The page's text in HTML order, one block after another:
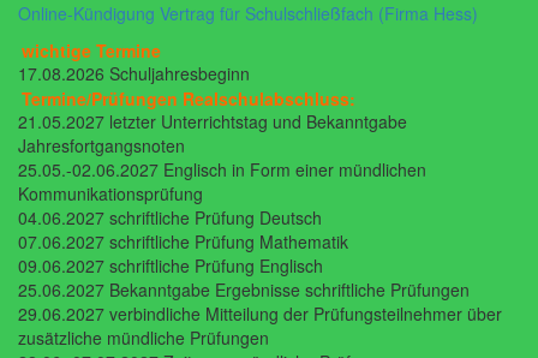
Online-Kündigung Vertrag für Schulschließfach (Firma Hess)
wichtige Termine
17.08.2026 Schuljahresbeginn
Termine/Prüfungen Realschulabschluss:
21.05.2027 letzter Unterrichtstag und Bekanntgabe
Jahresfortgangsnoten
25.05.-02.06.2027 Englisch in Form einer mündlichen
Kommunikationsprüfung
04.06.2027 schriftliche Prüfung Deutsch
07.06.2027 schriftliche Prüfung Mathematik
09.06.2027 schriftliche Prüfung Englisch
25.06.2027 Bekanntgabe Ergebnisse schriftliche Prüfungen
29.06.2027 verbindliche Mitteilung der Prüfungsteilnehmer über
zusätzliche mündliche Prüfungen